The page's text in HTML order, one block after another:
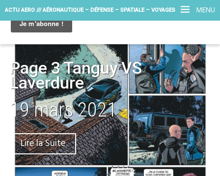
MENU
ACTU AERO /// AÉRONAUTIQUE – DÉFENSE – SPATIALE – VOYAGES
Page 3 Tanguy VS
Laverdure
19 mars 2021
Lire la Suite